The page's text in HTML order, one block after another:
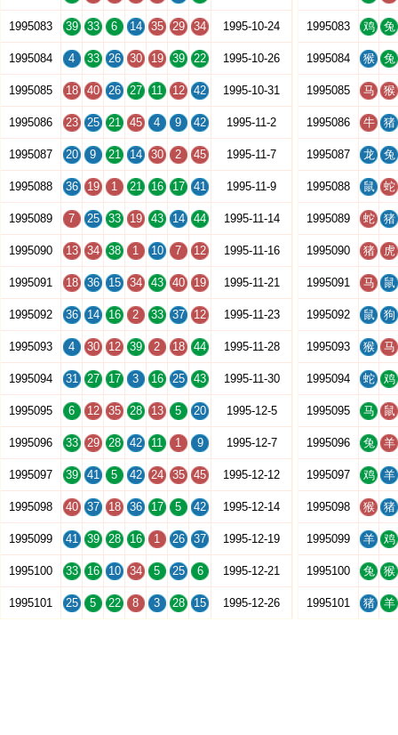
1995083 39 33 6 14 35 29 34 1995-10-24
1995084 4 33 26 30 19 39 22 1995-10-26
1995085 18 40 26 27 11 12 42 1995-10-31
1995086 23 25 21 45 4 9 42 1995-11-2
1995087 20 9 21 14 30 2 45 1995-11-7
1995088 36 19 1 21 16 17 41 1995-11-9
1995089 7 25 33 19 43 14 44 1995-11-14
1995090 13 34 38 1 10 7 12 1995-11-16
1995091 18 36 15 34 43 40 19 1995-11-21
1995092 36 14 16 2 33 37 12 1995-11-23
1995093 4 30 12 39 2 18 44 1995-11-28
1995094 31 27 17 3 16 25 43 1995-11-30
1995095 6 12 35 28 13 5 20 1995-12-5
1995096 33 29 28 42 11 1 9 1995-12-7
1995097 39 41 5 42 24 35 45 1995-12-12
1995098 40 37 18 36 17 5 42 1995-12-14
1995099 41 39 28 16 1 26 37 1995-12-19
1995100 33 16 10 34 5 25 6 1995-12-21
1995101 25 5 22 8 3 28 15 1995-12-26
1995083 鸡 兔
1995084 猴 兔
1995085 马 猴
1995086 牛 猪
1995087 龙 兔
1995088 鼠 蛇
1995089 蛇 猪
1995090 猪 虎
1995091 马 鼠
1995092 鼠 狗
1995093 猴 马
1995094 蛇 鸡
1995095 马 鼠
1995096 兔 羊
1995097 鸡 羊
1995098 猴 猪
1995099 羊 鸡
1995100 兔 猴
1995101 猪 羊